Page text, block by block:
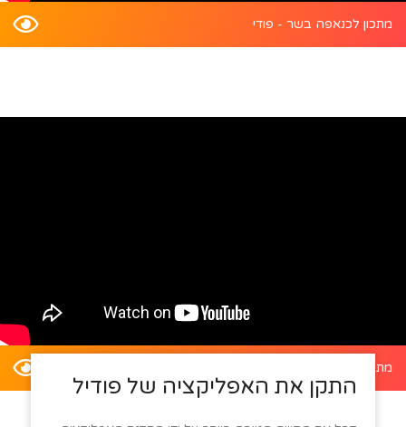
מתכון לכנאפה בשר - פודי
מתכון לדלעת ערמונים במילוי סלט קינואה - פודי
התקן את האפליקציה של פודיל